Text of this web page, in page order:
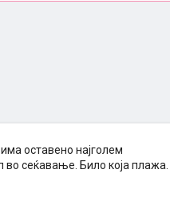
оставено најголем
сеќавање. Било која плажа.